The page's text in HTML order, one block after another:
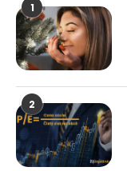
1
2